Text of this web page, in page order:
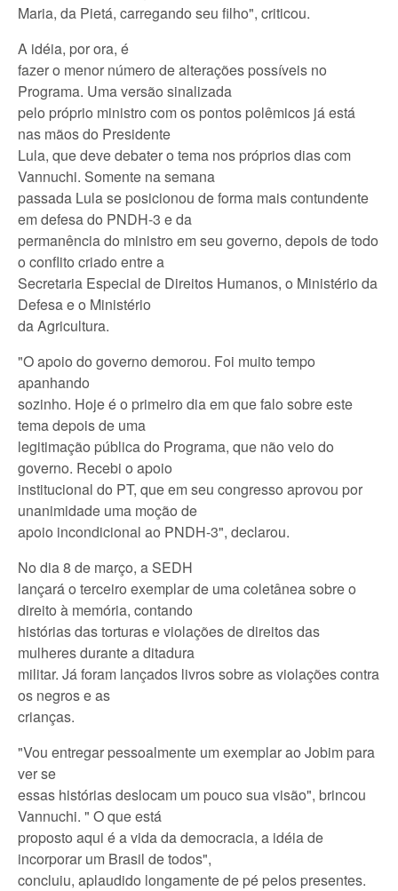
Maria, da Pietá, carregando seu filho", criticou.
A idéia, por ora, é
fazer o menor número de alterações possíveis no
Programa. Uma versão sinalizada
pelo próprio ministro com os pontos polêmicos já está
nas mãos do Presidente
Lula, que deve debater o tema nos próprios dias com
Vannuchi. Somente na semana
passada Lula se posicionou de forma mais contundente
em defesa do PNDH-3 e da
permanência do ministro em seu governo, depois de todo
o conflito criado entre a
Secretaria Especial de Direitos Humanos, o Ministério da
Defesa e o Ministério
da Agricultura.
"O apoio do governo demorou. Foi muito tempo
apanhando
sozinho. Hoje é o primeiro dia em que falo sobre este
tema depois de uma
legitimação pública do Programa, que não veio do
governo. Recebi o apoio
institucional do PT, que em seu congresso aprovou por
unanimidade uma moção de
apoio incondicional ao PNDH-3", declarou.
No dia 8 de março, a SEDH
lançará o terceiro exemplar de uma coletânea sobre o
direito à memória, contando
histórias das torturas e violações de direitos das
mulheres durante a ditadura
militar. Já foram lançados livros sobre as violações contra
os negros e as
crianças.
"Vou entregar pessoalmente um exemplar ao Jobim para
ver se
essas histórias deslocam um pouco sua visão", brincou
Vannuchi. " O que está
proposto aqui é a vida da democracia, a idéia de
incorporar um Brasil de todos",
concluiu, aplaudido longamente de pé pelos presentes.